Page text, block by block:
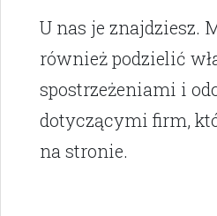
U nas je znajdziesz.
również podzielić
spostrzeżeniami i
dotyczącymi firm,
na stronie.